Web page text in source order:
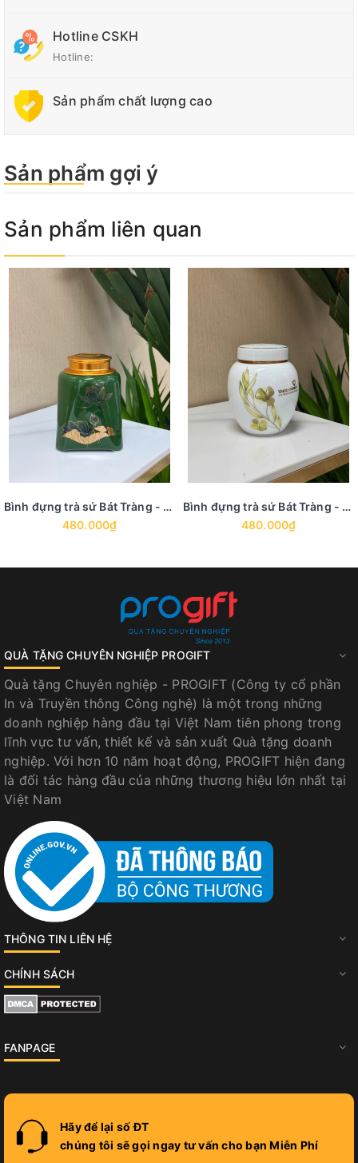
Hotline CSKH
Hotline:
Sản phẩm chất lượng cao
Sản phẩm gợi ý
Sản phẩm liên quan
Bình đựng trà sứ Bát Tràng - BTS 20
480.000₫
Bình đựng trà sứ Bát Tràng - BTS 19
480.000₫
QUÀ TẶNG CHUYÊN NGHIỆP PROGIFT
Quà tặng Chuyên nghiệp - PROGIFT (Công ty cổ phần
In và Truyền thông Công nghệ) là một trong những
doanh nghiệp hàng đầu tại Việt Nam tiên phong trong
lĩnh vực tư vấn, thiết kế và sản xuất Quà tặng doanh
nghiệp. Với hơn 10 năm hoạt động, PROGIFT hiện đang
là đối tác hàng đầu của những thương hiệu lớn nhất tại
Việt Nam
THÔNG TIN LIÊN HỆ
CHÍNH SÁCH
FANPAGE
Hãy để lại số ĐT
chúng tôi sẽ gọi ngay tư vấn cho bạn Miễn Phí